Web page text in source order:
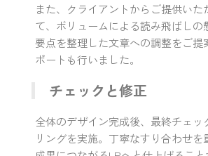
また、クライアントからご提供いた
て、ボリュームによる読み飛ばしの
要点を整理した文章への調整をご提
ポートも行いました。
チェックと修正
全体のデザイン完成後、最終チェッ
リングを実施。丁寧なすり合わせを